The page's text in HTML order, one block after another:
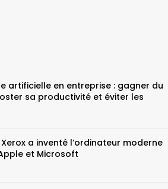
artificielle en entreprise : gagner du
sa productivité et éviter les
a inventé l’ordinateur moderne
et Microsoft